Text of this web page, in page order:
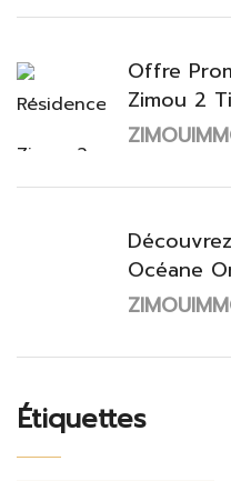
Offre
Zimou 2
Océane
Étiquettes